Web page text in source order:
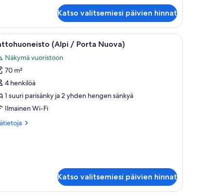
Katso valitsemiesi päivien hinnat
lampun kanssa, tuoli ja penkki.Kattoterassi, jossa on ruokailuun katettu
18 (Alpi / Porta Nuova)
Näkymä vuoristoon
70 m²
4 henkilöä
1 suuri parisänky ja 2 yhden hengen sänkyä
Ilmainen Wi-Fi
Katso valitsemiesi päivien hinnat